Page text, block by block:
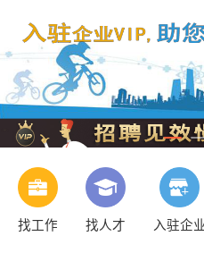
找工作 找人才 入驻企